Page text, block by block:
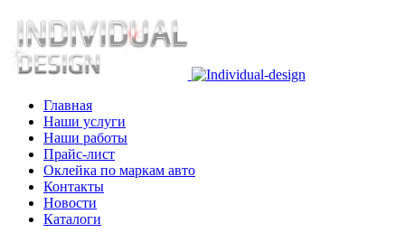
Главная
Наши услуги
Наши работы
Прайс-лист
Оклейка по маркам авто
Контакты
Новости
Каталоги